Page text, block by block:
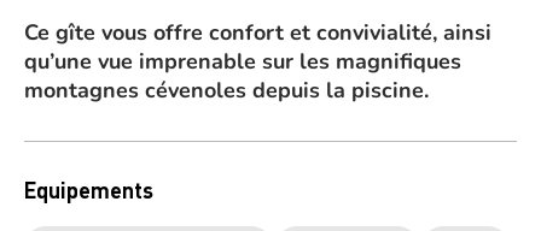
Ce gîte vous offre confort et convivialité, ainsi
qu’une vue imprenable sur les magnifiques
montagnes cévenoles depuis la piscine.
Equipements